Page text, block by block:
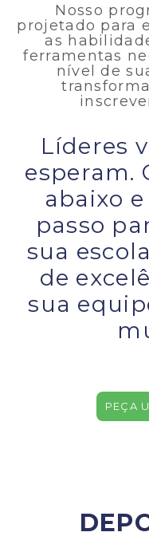
Nosso
projetado para
as
ferramentas
nível de
Líderes
esperam.
abaixo
passo
sua
de
sua
PEÇA